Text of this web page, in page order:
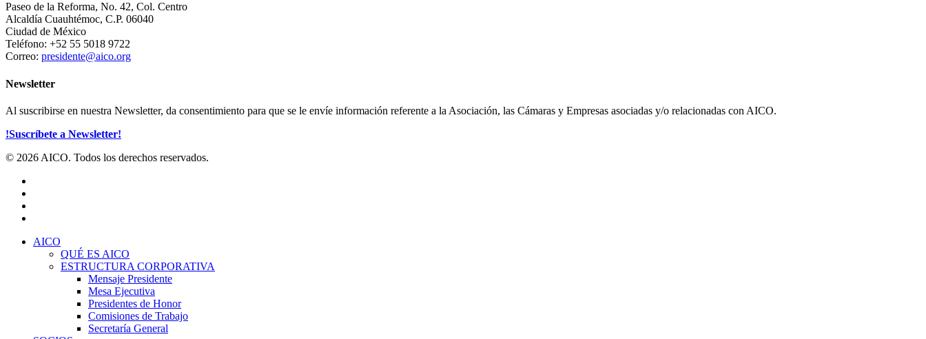
Paseo de la Reforma, No. 42, Col. Centro
Alcaldía Cuauhtémoc, C.P. 06040
Ciudad de México
Teléfono: +52 55 5018 9722
Correo: presidente@aico.org
Newsletter
Al suscribirse en nuestra Newsletter, da consentimiento para que se le envíe información referente a la Asociación, las Cámaras y Empresas asociadas y/o relacionadas con AICO.
!Suscríbete a Newsletter!
© 2026 AICO. Todos los derechos reservados.
Close
AICO
QUÉ ES AICO
ESTRUCTURA CORPORATIVA
Mensaje Presidente
Mesa Ejecutiva
Presidentes de Honor
Comisiones de Trabajo
Secretaría General